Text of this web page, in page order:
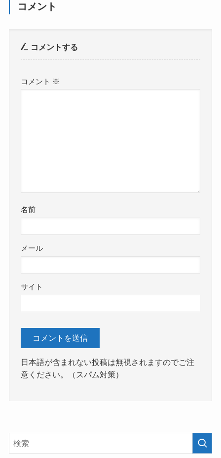
コメント
コメントする
コメント ※
名前
メール
サイト
日本語が含まれない投稿は無視されますのでご注
意ください。（スパム対策）